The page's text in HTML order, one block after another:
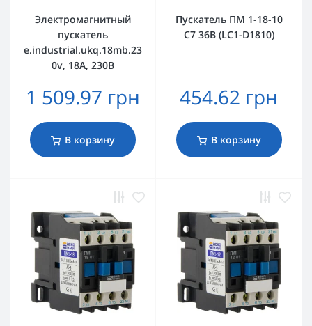
Электромагнитный
пускатель
e.industrial.ukq.18mb.23
0v, 18А, 230В
1 509.97 грн
В корзину
Пускатель ПМ 1-18-10
C7 36B (LC1-D1810)
454.62 грн
В корзину